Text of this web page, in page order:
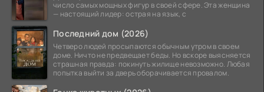
число самых мощных фигур в своей сфере. Эта женщина
— настоящий лидер: острая на язык, с
Последний дом (2026)
Четверо людей просыпаются обычным утром в своем
доме. Ничто не предвещает беды. Но вскоре выясняется
страшная правда: покинуть жилище невозможно. Любая
попытка выйти за дверь оборачивается провалом.